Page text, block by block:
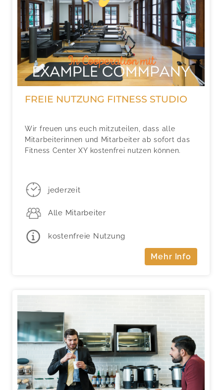
FREIE NUTZUNG FITNESS STUDIO
Wir freuen uns euch mitzuteilen, dass alle
Mitarbeiterinnen und Mitarbeiter ab sofort das
Fitness Center XY kostenfrei nutzen können.
jederzeit
Alle Mitarbeiter
kostenfreie Nutzung
Mehr Info